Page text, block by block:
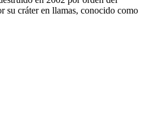
su cráter en llamas, conocido como